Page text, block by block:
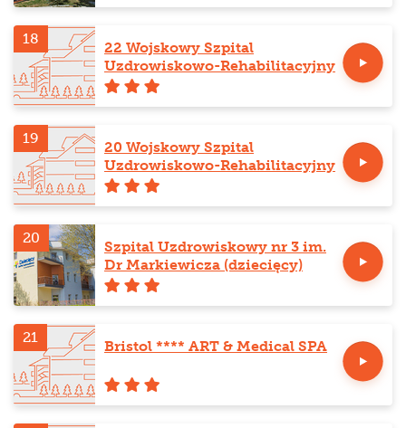
18
22 Wojskowy Szpital
Uzdrowiskowo-Rehabilitacyjny
19
20 Wojskowy Szpital
Uzdrowiskowo-Rehabilitacyjny
20
Szpital Uzdrowiskowy nr 3 im.
Dr Markiewicza (dziecięcy)
21
Bristol **** ART & Medical SPA